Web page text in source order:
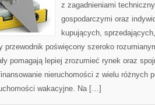
z zagadnieniami
gospodarczymi oraz
kupujących,
przewodnik poświęcony szeroko
pomagają lepiej zrozumieć rynek oraz
nieruchomości z wielu różnych
wakacyjne. Na […]